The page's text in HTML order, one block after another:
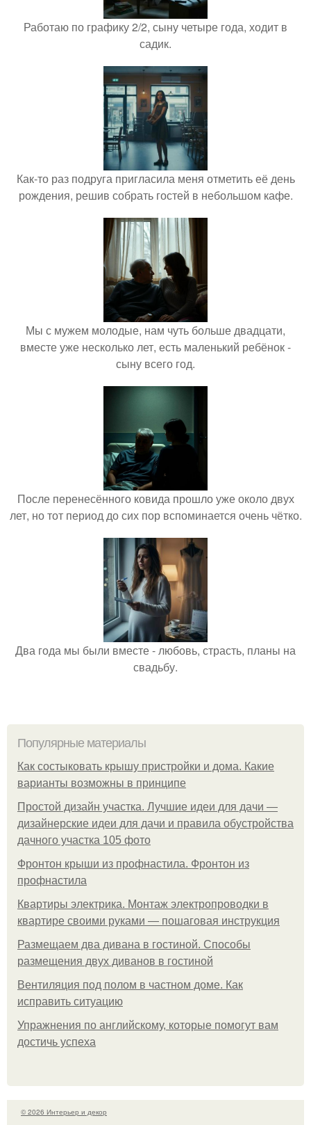
Работаю по графику 2/2, сыну четыре года, ходит в
садик.
Как-то раз подруга пригласила меня отметить её день
рождения, решив собрать гостей в небольшом кафе.
Мы с мужем молодые, нам чуть больше двадцати,
вместе уже несколько лет, есть маленький ребёнок -
сыну всего год.
После перенесённого ковида прошло уже около двух
лет, но тот период до сих пор вспоминается очень чётко.
Два года мы были вместе - любовь, страсть, планы на
свадьбу.
Популярные материалы
Как состыковать крышу пристройки и дома. Какие
варианты возможны в принципе
Простой дизайн участка. Лучшие идеи для дачи —
дизайнерские идеи для дачи и правила обустройства
дачного участка 105 фото
Фронтон крыши из профнастила. Фронтон из
профнастила
Квартиры электрика. Монтаж электропроводки в
квартире своими руками — пошаговая инструкция
Размещаем два дивана в гостиной. Способы
размещения двух диванов в гостиной
Вентиляция под полом в частном доме. Как
исправить ситуацию
Упражнения по английскому, которые помогут вам
достичь успеха
© 2026 Интерьер и декор